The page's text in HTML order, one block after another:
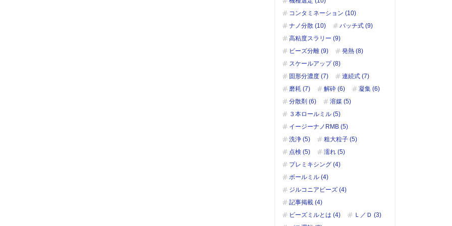
コンタミネーション (10)
ナノ分散 (10)
バッチ式 (9)
高粘度スラリー (9)
ビーズ分離 (9)
発熱 (8)
スケールアップ (8)
固形分濃度 (7)
連続式 (7)
磨耗 (7)
解砕 (6)
凝集 (6)
分散剤 (6)
溶媒 (5)
３本ロールミル (5)
イージーナノRMB (5)
洗浄 (5)
粗大粒子 (5)
点検 (5)
濡れ (5)
プレミキシング (4)
ボールミル (4)
ジルコニアビーズ (4)
記事掲載 (4)
ビーズミルとは (4)
Ｌ／Ｄ (3)